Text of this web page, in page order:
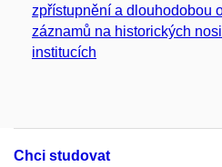
zpřístupnění a dlouhodobou
záznamů na historických
institucích
Chci studovat